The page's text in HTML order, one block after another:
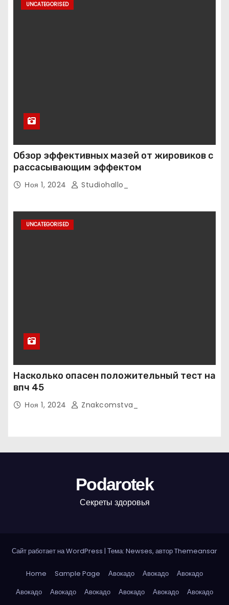
UNCATEGORISED
Обзор эффективных мазей от жировиков с
рассасывающим эффектом
Ноя 1, 2024 Studiohallo_
UNCATEGORISED
Насколько опасен положительный тест на
впч 45
Ноя 1, 2024 Znakcomstva_
Podarotek
Секреты здоровья
Сайт работает на WordPress | Тема: Newses, авторThemeansar
Home Sample Page Авокадо Авокадо
Авокадо
Авокадо
Авокадо Авокадо Авокадо Авокадо
Авокадо